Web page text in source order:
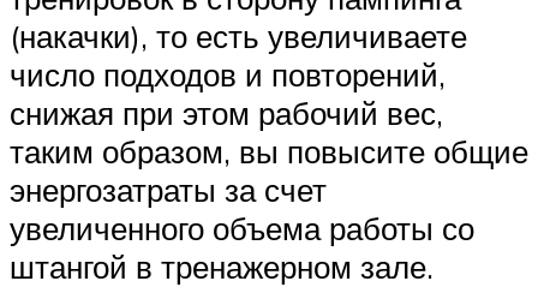
(накачки), то есть увеличиваете
число подходов и повторений,
снижая при этом рабочий вес,
таким образом, вы повысите общие
энергозатраты за счет
увеличенного объема работы со
штангой в тренажерном зале.